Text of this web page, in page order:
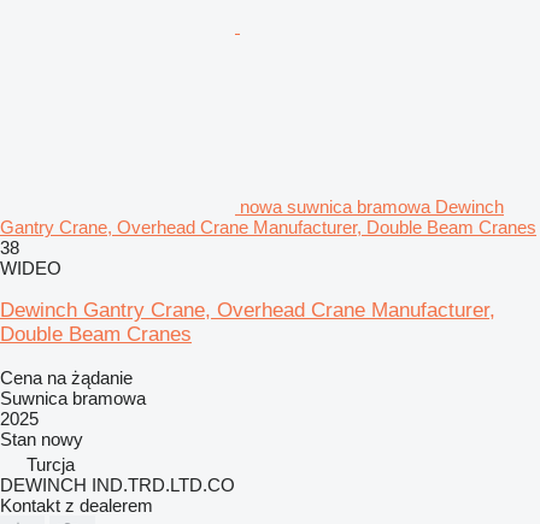
nowa suwnica bramowa Dewinch
Gantry Crane, Overhead Crane Manufacturer, Double Beam Cranes
38
WIDEO
Dewinch Gantry Crane, Overhead Crane Manufacturer,
Double Beam Cranes
Cena na żądanie
Suwnica bramowa
2025
Stan nowy
Turcja
DEWINCH IND.TRD.LTD.CO
Kontakt z dealerem